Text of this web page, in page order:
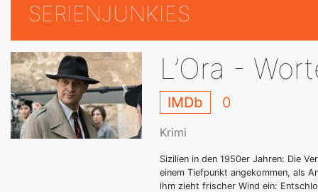
SERIENJUNKIES
L’Ora -
IMDb 0
Krimi
Sizilien in den 1950er Jahren: Die
einem Tiefpunkt angekommen, als
ihm zieht frischer Wind ein: